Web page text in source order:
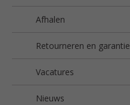
Afhalen
Retourneren en garantie
Vacatures
Nieuws